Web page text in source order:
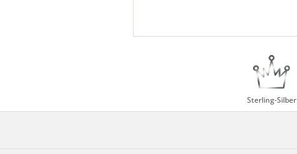
Sterling-Silber